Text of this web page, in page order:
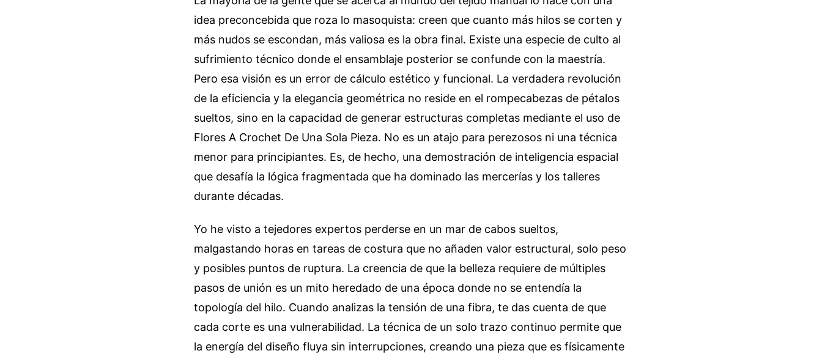
idea preconcebida que roza lo masoquista: creen que cuanto más hilos se corten y
más nudos se escondan, más valiosa es la obra final. Existe una especie de culto al
sufrimiento técnico donde el ensamblaje posterior se confunde con la maestría.
Pero esa visión es un error de cálculo estético y funcional. La verdadera revolución
de la eficiencia y la elegancia geométrica no reside en el rompecabezas de pétalos
sueltos, sino en la capacidad de generar estructuras completas mediante el uso de
Flores A Crochet De Una Sola Pieza. No es un atajo para perezosos ni una técnica
menor para principiantes. Es, de hecho, una demostración de inteligencia espacial
que desafía la lógica fragmentada que ha dominado las mercerías y los talleres
durante décadas.
Yo he visto a tejedores expertos perderse en un mar de cabos sueltos,
malgastando horas en tareas de costura que no añaden valor estructural, solo peso
y posibles puntos de ruptura. La creencia de que la belleza requiere de múltiples
pasos de unión es un mito heredado de una época donde no se entendía la
topología del hilo. Cuando analizas la tensión de una fibra, te das cuenta de que
cada corte es una vulnerabilidad. La técnica de un solo trazo continuo permite que
la energía del diseño fluya sin interrupciones, creando una pieza que es físicamente